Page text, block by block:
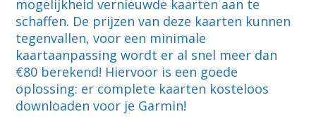
mogelijkheid vernieuwde kaarten aan te
schaffen. De prijzen van deze kaarten kunnen
tegenvallen, voor een minimale
kaartaanpassing wordt er al snel meer dan
€80 berekend! Hiervoor is een goede
oplossing: er complete kaarten kosteloos
downloaden voor je Garmin!